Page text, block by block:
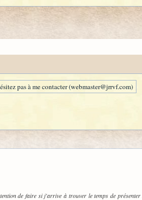
pas à me contacter (webmaster@jrrvf.com)
de faire si j'arrive à trouver le temps de